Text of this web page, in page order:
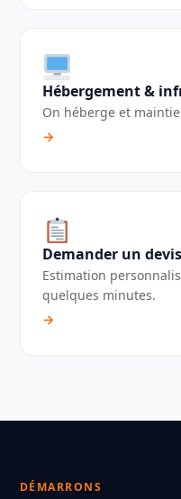
Hébergement &
On héberge et
→
Demander un devis
Estimation
quelques minutes.
→
DÉMARRONS